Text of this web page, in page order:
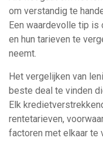
om verstandig te
Een waardevolle tip is
en hun tarieven te
neemt.
Het vergelijken van
beste deal te vinden
Elk
rentetarieven,
factoren met elkaar te